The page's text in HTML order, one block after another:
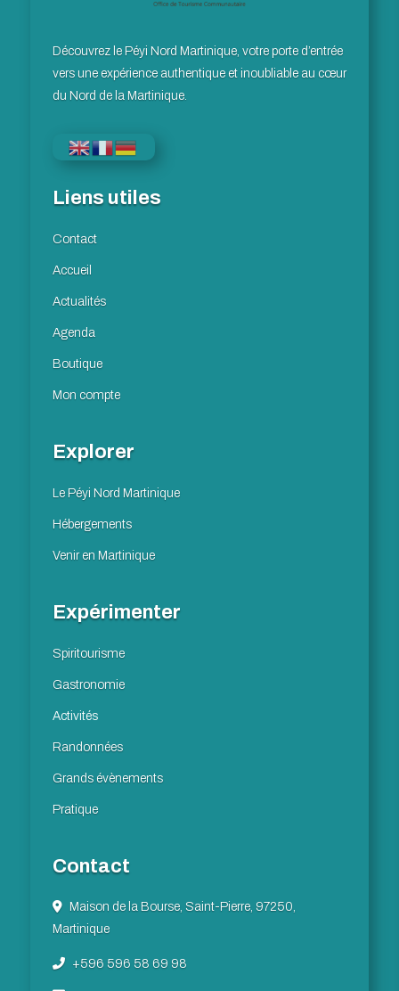
Découvrez le Péyi Nord Martinique, votre porte d’entrée
vers une expérience authentique et inoubliable au cœur
du Nord de la Martinique.
Liens utiles
Contact
Accueil
Actualités
Agenda
Boutique
Mon compte
Explorer
Le Péyi Nord Martinique
Hébergements
Venir en Martinique
Expérimenter
Spiritourisme
Gastronomie
Activités
Randonnées
Grands évènements
Pratique
Contact
Maison de la Bourse, Saint-Pierre, 97250,
Martinique
+596 596 58 69 98